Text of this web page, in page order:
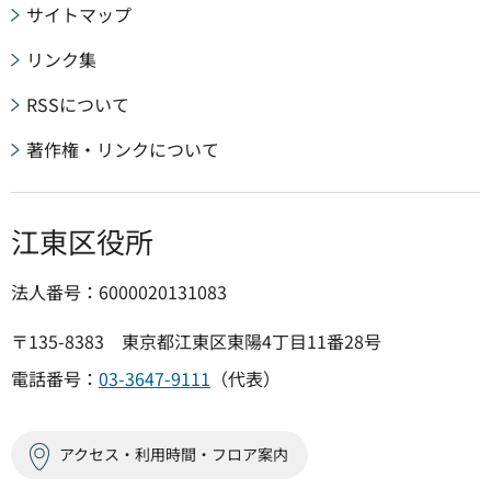
サイトマップ
リンク集
RSSについて
著作権・リンクについて
江東区役所
法人番号：6000020131083
〒135-8383 東京都江東区東陽4丁目11番28号
電話番号： 03-3647-9111 （代表）
アクセス・利用時間・フロア案内